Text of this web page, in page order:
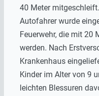
40 Meter
Autofahrer wurde
Feuerwehr, die mit 20
werden. Nach
Krankenhaus
Kinder im Alter von 9
leichten Blessuren